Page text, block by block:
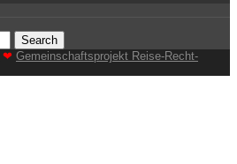
❤ Gemeinschaftsprojekt Reise-Recht-